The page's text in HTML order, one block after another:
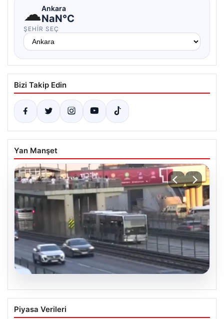
☁Ankara
NaN°C
ŞEHIR SEÇ
Bizi Takip Edin
Yan Manşet
Yola düştü, metrobüs çarptı: Kadının
durumu kritik
Piyasa Verileri